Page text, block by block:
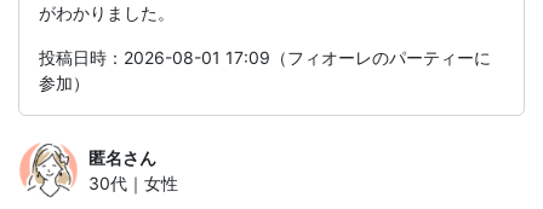
がわかりました。
投稿日時：2026-08-01 17:09（フィオーレのパーティーに
参加）
匿名さん
30代｜女性